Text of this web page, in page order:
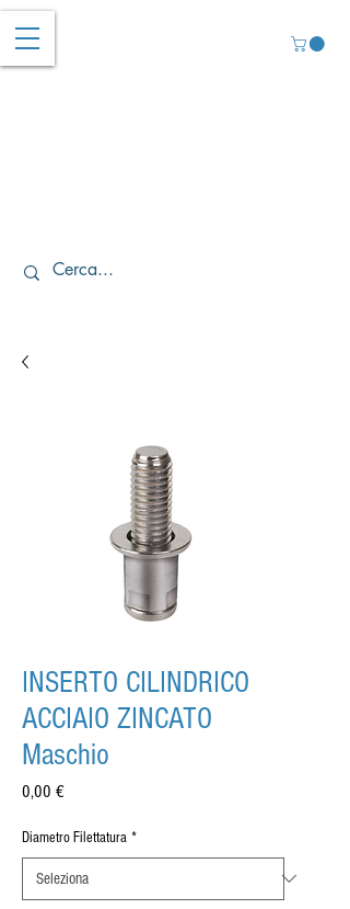
INSERTO CILINDRICO
ACCIAIO ZINCATO
Maschio
0,00 €Prezzo
Diametro Filettatura *